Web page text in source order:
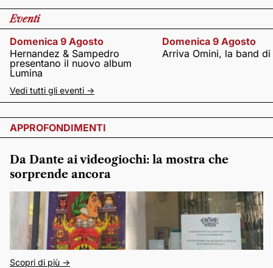
Eventi
Domenica 9 Agosto
Hernandez & Sampedro
presentano il nuovo album
Lumina
Domenica 9 Agosto
Arriva Omini, la band
Vedi tutti gli eventi ->
APPROFONDIMENTI
Da Dante ai videogiochi: la mostra che
sorprende ancora
Scopri di più ->